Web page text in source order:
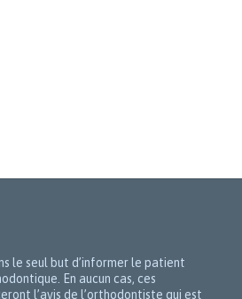
le seul but d’informer le patient
En aucun cas, ces
l’avis de l’orthodontiste qui est